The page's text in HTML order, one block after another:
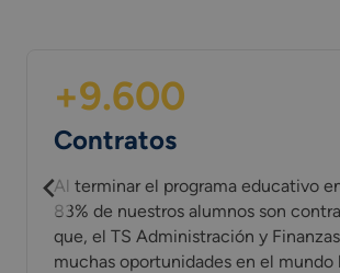
+9.600
Contratos
Al terminar el programa educativo
83% de nuestros alumnos son
que, el TS Administración y
muchas oportunidades en el mundo